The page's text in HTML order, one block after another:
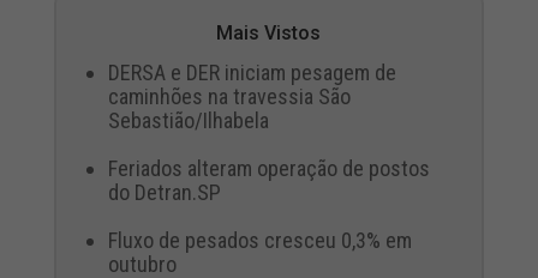
Mais Vistos
DERSA e DER iniciam pesagem de
caminhões na travessia São
Sebastião/Ilhabela
Feriados alteram operação de postos
do Detran.SP
Fluxo de pesados cresceu 0,3% em
outubro